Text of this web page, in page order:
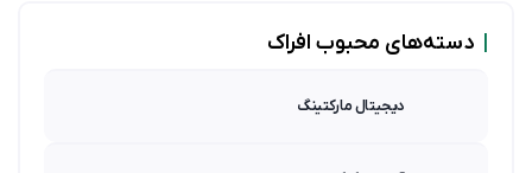
دسته‌های محبوب افراک
دیجیتال مارکتینگ